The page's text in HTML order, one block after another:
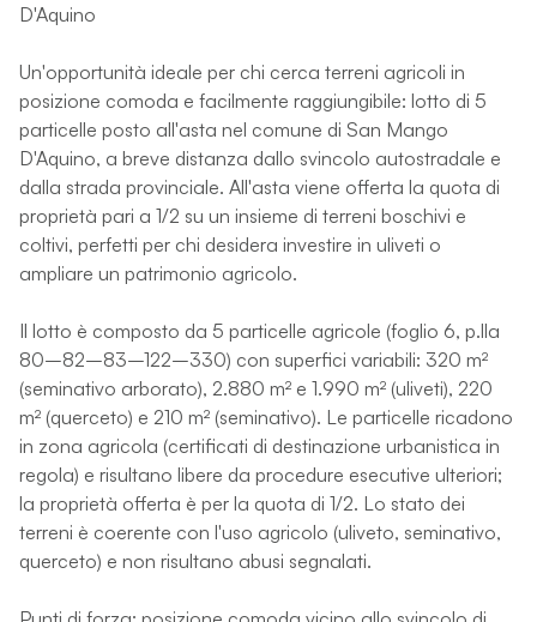
D'Aquino
Un'opportunità ideale per chi cerca terreni agricoli in
posizione comoda e facilmente raggiungibile: lotto di 5
particelle posto all'asta nel comune di San Mango
D'Aquino, a breve distanza dallo svincolo autostradale e
dalla strada provinciale. All'asta viene offerta la quota di
proprietà pari a 1/2 su un insieme di terreni boschivi e
coltivi, perfetti per chi desidera investire in uliveti o
ampliare un patrimonio agricolo.
Il lotto è composto da 5 particelle agricole (foglio 6, p.lla
80–82–83–122–330) con superfici variabili: 320 m²
(seminativo arborato), 2.880 m² e 1.990 m² (uliveti), 220
m² (querceto) e 210 m² (seminativo). Le particelle ricadono
in zona agricola (certificati di destinazione urbanistica in
regola) e risultano libere da procedure esecutive ulteriori;
la proprietà offerta è per la quota di 1/2. Lo stato dei
terreni è coerente con l'uso agricolo (uliveto, seminativo,
querceto) e non risultano abusi segnalati.